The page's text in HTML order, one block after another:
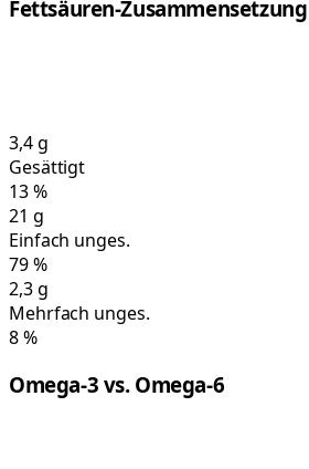
Fettsäuren-Zusammensetzung
3,4g
Gesättigt
13%
21 g
Einfach unges.
79%
2,3g
Mehrfach unges.
8%
Omega-3 vs. Omega-6